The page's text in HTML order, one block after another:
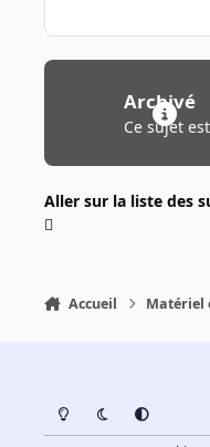
Archivé
Ce sujet
Aller sur la liste des
Accueil Matériel
Light ModeDark ModeSystem